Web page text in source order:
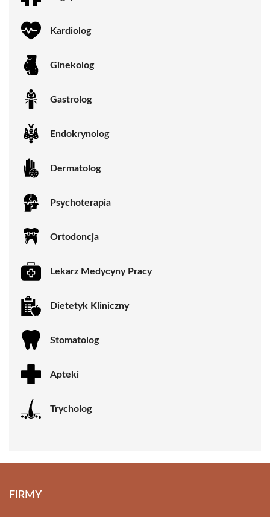
Kardiolog
Ginekolog
Gastrolog
Endokrynolog
Dermatolog
Psychoterapia
Ortodoncja
Lekarz Medycyny Pracy
Dietetyk Kliniczny
Stomatolog
Apteki
Trycholog
FIRMY